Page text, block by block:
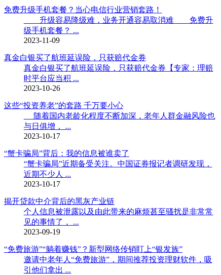
免费升级手机套餐？当心电信行业营销套路！
升级容易降级难，业务开通容易取消难 免费升
级手机套餐？ ...
2023-11-09
真金白银买了航班延误险，只获赔代金券
真金白银买了航班延误险，只获赔代金券【专家：理赔
时平台应当积 ...
2023-10-26
这些“投资养老”的套路 千万要小心
随着国内老龄化程度不断加深，老年人群金融风险也
与日俱增， ...
2023-10-17
“蟹卡骗局”背后：我的信息被谁卖了
“蟹卡骗局”近期备受关注。中国证券报记者调研发现，
近期不少人 ...
2023-10-17
揭开贷款中介背后的黑灰产业链
个人信息被泄露以及由此带来的麻烦甚至骚扰是非常常
见的事情了， ...
2023-09-19
“免费旅游”“躺着赚钱”？新型网络传销盯上“银发族”
邀请中老年人“免费旅游”，期间推荐投资理财软件，吸
引他们拿出 ...